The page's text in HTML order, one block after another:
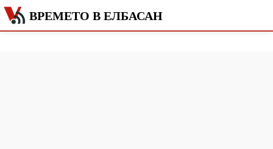
ВРЕМЕТО В ЕЛБАСАН